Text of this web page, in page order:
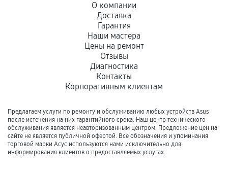
О компании
Доставка
Гарантия
Наши мастера
Цены на ремонт
Отзывы
Диагностика
Контакты
Корпоративным клиентам
Предлагаем услуги по ремонту и обслуживанию любых устройств Asus
после истечения на них гарантийного срока. Наш центр технического
обслуживания является неавторизованным центром. Предложение цен на
сайте не является публичной офертой. Все обозначения и упоминания
торговой марки Асус используются нами исключительно для
информирования клиентов о предоставляемых услугах.